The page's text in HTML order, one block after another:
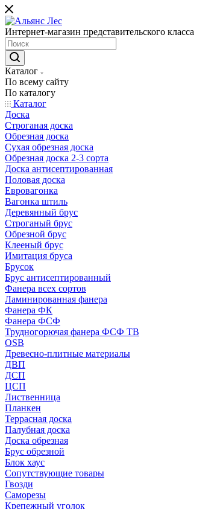
Интернет-магазин представительского класса
Каталог
По всему сайту
По каталогу
Каталог
Доска
Строганая доска
Обрезная доска
Сухая обрезная доска
Обрезная доска 2-3 сорта
Доска антисептированная
Половая доска
Евровагонка
Вагонка штиль
Деревянный брус
Строганый брус
Обрезной брус
Клееный брус
Имитация бруса
Брусок
Брус антисептированный
Фанера всех сортов
Ламинированная фанера
Фанера ФК
Фанера ФСФ
Трудногорючая фанера ФСФ ТВ
OSB
Древесно-плитные материалы
ДВП
ДСП
ЦСП
Лиственница
Планкен
Террасная доска
Палубная доска
Доска обрезная
Брус обрезной
Блок хаус
Сопутствующие товары
Гвозди
Саморезы
Крепежный уголок